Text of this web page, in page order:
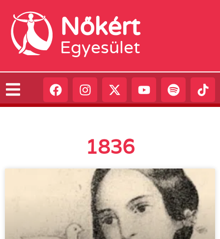
Nőkért
Egyesület
1836